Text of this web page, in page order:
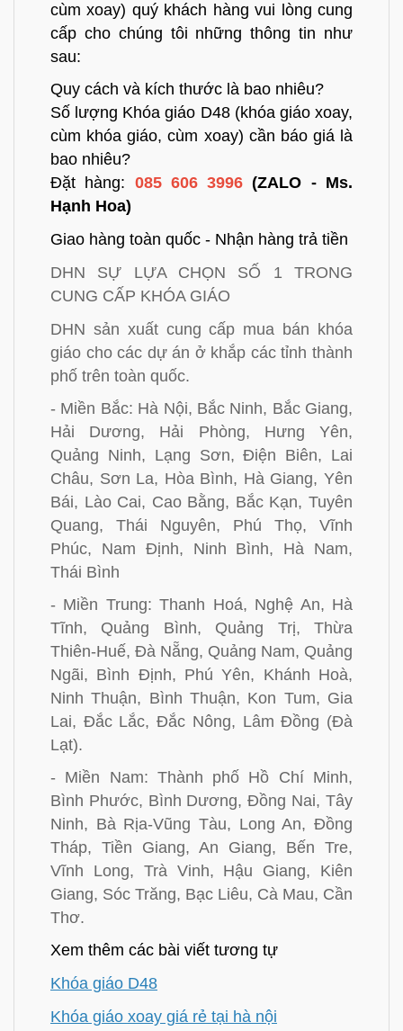
cùm xoay) quý khách hàng vui lòng cung
cấp cho chúng tôi những thông tin như
sau:
Quy cách và kích thước là bao nhiêu?
Số lượng Khóa giáo D48 (khóa giáo xoay,
cùm khóa giáo, cùm xoay) cần báo giá là
bao nhiêu?
Đặt hàng: 085 606 3996 (ZALO - Ms.
Hạnh Hoa)
Giao hàng toàn quốc - Nhận hàng trả tiền
DHN SỰ LỰA CHỌN SỐ 1 TRONG
CUNG CẤP KHÓA GIÁO
DHN sản xuất cung cấp mua bán khóa
giáo cho các dự án ở khắp các tỉnh thành
phố trên toàn quốc.
- Miền Bắc: Hà Nội, Bắc Ninh, Bắc Giang,
Hải Dương, Hải Phòng, Hưng Yên,
Quảng Ninh, Lạng Sơn, Điện Biên, Lai
Châu, Sơn La, Hòa Bình, Hà Giang, Yên
Bái, Lào Cai, Cao Bằng, Bắc Kạn, Tuyên
Quang, Thái Nguyên, Phú Thọ, Vĩnh
Phúc, Nam Định, Ninh Bình, Hà Nam,
Thái Bình
- Miền Trung: Thanh Hoá, Nghệ An, Hà
Tĩnh, Quảng Bình, Quảng Trị, Thừa
Thiên-Huế, Đà Nẵng, Quảng Nam, Quảng
Ngãi, Bình Định, Phú Yên, Khánh Hoà,
Ninh Thuận, Bình Thuận, Kon Tum, Gia
Lai, Đắc Lắc, Đắc Nông, Lâm Đồng (Đà
Lạt).
- Miền Nam: Thành phố Hồ Chí Minh,
Bình Phước, Bình Dương, Đồng Nai, Tây
Ninh, Bà Rịa-Vũng Tàu, Long An, Đồng
Tháp, Tiền Giang, An Giang, Bến Tre,
Vĩnh Long, Trà Vinh, Hậu Giang, Kiên
Giang, Sóc Trăng, Bạc Liêu, Cà Mau, Cần
Thơ.
Xem thêm các bài viết tương tự
Khóa giáo D48
Khóa giáo xoay giá rẻ tại hà nội